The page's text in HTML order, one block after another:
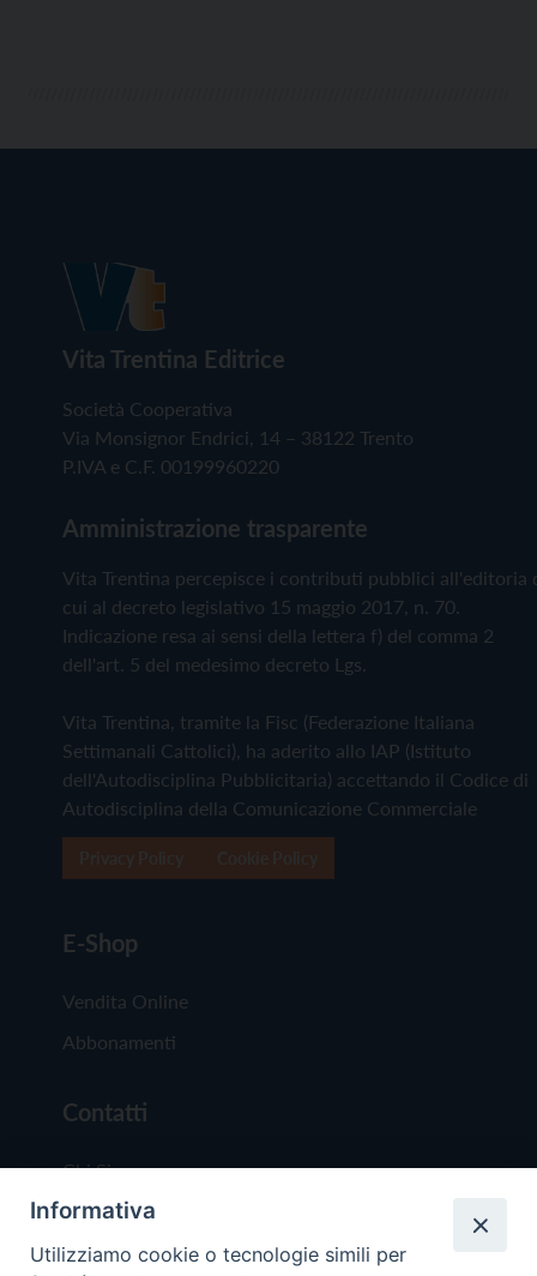
Vita Trentina Editrice
Società Cooperativa
Via Monsignor Endrici, 14 – 38122 Trento
P.IVA e C.F. 00199960220
Amministrazione trasparente
Vita Trentina percepisce i contributi pubblici all'editoria
cui al decreto legislativo 15 maggio 2017, n. 70.
Indicazione resa ai sensi della lettera f) del comma 2
dell'art. 5 del medesimo decreto Lgs.
Vita Trentina, tramite la Fisc (Federazione Italiana
Settimanali Cattolici), ha aderito allo IAP (Istituto
dell'Autodisciplina Pubblicitaria) accettando il Codice di
Autodisciplina della Comunicazione Commerciale
E-Shop
Vendita Online
Abbonamenti
Contatti
Chi Siamo
Redazione
Scrivici
Informativa
Utilizziamo cookie o tecnologie simili per